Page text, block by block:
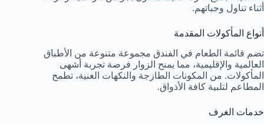
أثناء تناول وجباتهم.
أنواع المأكولات المقدمة
تضم قائمة الطعام في الفندق مجموعة متنوعة من الأطباق
العالمية والإقليمية، مما يمنح الزوار فرصة تجربة أشهى
المأكولات. من المكونات الطازجة والنكهات الغنية، تطمح
المطاعم لتلبية كافة الأذواق.
خدمات الغرف